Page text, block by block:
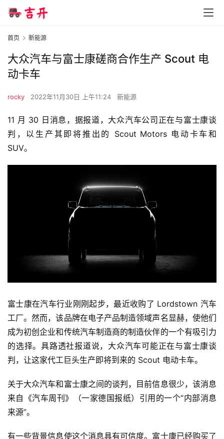
首页 新能源
大众汽车与富士康磋商合作生产 Scout 电
动卡车
rocky 2022年11月30日 上午11:24 新能源
11 月 30 日消息，据报道，大众汽车公司正在与富士康谈
判，以生产其即将推出的 Scout Motors 电动卡车和
SUV。
富士康在汽车行业刚刚起步，最近收购了 Lordstown 汽车
工厂。然而，该品牌在电子产品制造领域声名显赫，使他们
成为初创企业和传统汽车制造商的制造伙伴的一个有吸引力
的选择。具路透社报道说， 大众汽车可能正在与富士康谈
判，让这家代工巨头生产即将到来的 Scout 电动卡车。
关于大众汽车和富士康之间的谈判，目前信息很少，该消息
来自《汽车周刊》（一家德国报纸）引用的一个“内部消息
来源”。
有一些背景信息使这个消息具有可信度。富士康已经购买了